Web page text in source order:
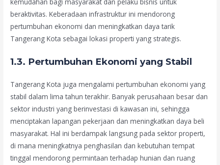
beraktivitas. Keberadaan infrastruktur ini mendorong
pertumbuhan ekonomi dan meningkatkan daya tarik
Tangerang Kota sebagai lokasi properti yang strategis.
1.3. Pertumbuhan Ekonomi yang Stabil
Tangerang Kota juga mengalami pertumbuhan ekonomi yang
stabil dalam lima tahun terakhir. Banyak perusahaan besar dan
sektor industri yang berinvestasi di kawasan ini, sehingga
menciptakan lapangan pekerjaan dan meningkatkan daya beli
masyarakat. Hal ini berdampak langsung pada sektor properti,
di mana meningkatnya penghasilan dan kebutuhan tempat
tinggal mendorong permintaan terhadap hunian dan ruang